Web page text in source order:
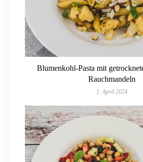
Blumenkohl-Pasta mit
Rauchmandeln
1. April 2024